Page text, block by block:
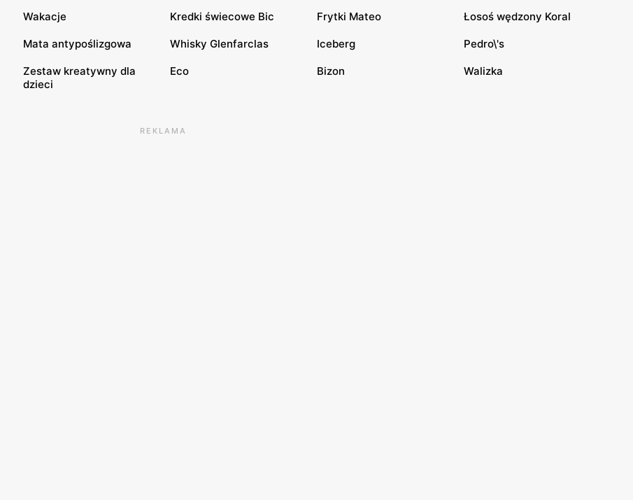
Wakacje Kredki świecowe Bic Frytki Mateo Łosoś wędzony Koral
Mata antypoślizgowa Whisky Glenfarclas Iceberg Pedro\'s
Zestaw kreatywny dla
dzieci
Eco Bizon Walizka
REKLAMA